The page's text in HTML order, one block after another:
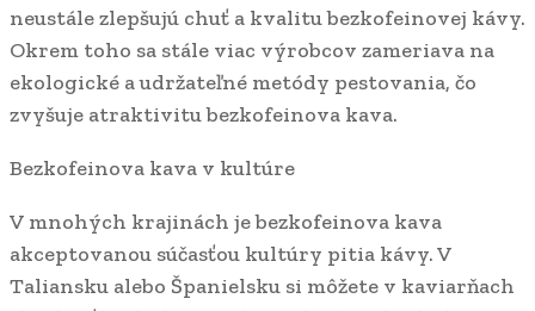
neustále zlepšujú chuť a kvalitu bezkofeinovej kávy.
Okrem toho sa stále viac výrobcov zameriava na
ekologické a udržateľné metódy pestovania, čo
zvyšuje atraktivitu bezkofeinova kava.
Bezkofeinova kava v kultúre
V mnohých krajinách je bezkofeinova kava
akceptovanou súčasťou kultúry pitia kávy. V
Taliansku alebo Španielsku si môžete v kaviarňach